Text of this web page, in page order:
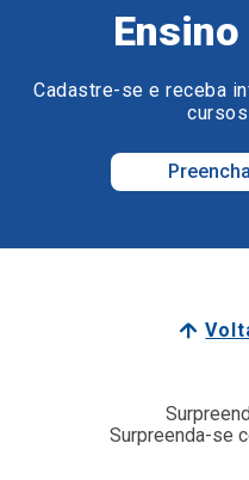
Cadastre-se e receba
Surpreenda-se